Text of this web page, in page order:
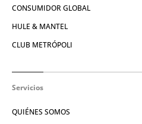
CONSUMIDOR GLOBAL
HULE & MANTEL
CLUB METRÓPOLI
Servicios
QUIÉNES SOMOS